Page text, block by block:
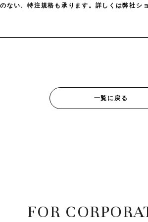
ない、特注規格も承ります。詳しくは弊社シ
一覧に戻る
FOR